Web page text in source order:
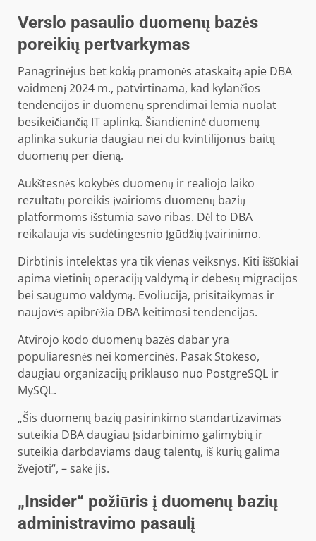
Verslo pasaulio duomenų bazės
poreikių pertvarkymas
Panagrinėjus bet kokią pramonės ataskaitą apie DBA
vaidmenį 2024 m., patvirtinama, kad kylančios
tendencijos ir duomenų sprendimai lemia nuolat
besikeičiančią IT aplinką. Šiandieninė duomenų
aplinka sukuria daugiau nei du kvintilijonus baitų
duomenų per dieną.
Aukštesnės kokybės duomenų ir realiojo laiko
rezultatų poreikis įvairioms duomenų bazių
platformoms išstumia savo ribas. Dėl to DBA
reikalauja vis sudėtingesnio įgūdžių įvairinimo.
Dirbtinis intelektas yra tik vienas veiksnys. Kiti iššūkiai
apima vietinių operacijų valdymą ir debesų migracijos
bei saugumo valdymą. Evoliucija, prisitaikymas ir
naujovės apibrėžia DBA keitimosi tendencijas.
Atvirojo kodo duomenų bazės dabar yra
populiaresnės nei komercinės. Pasak Stokeso,
daugiau organizacijų priklauso nuo PostgreSQL ir
MySQL.
„Šis duomenų bazių pasirinkimo standartizavimas
suteikia DBA daugiau įsidarbinimo galimybių ir
suteikia darbdaviams daug talentų, iš kurių galima
žvejoti“, – sakė jis.
„Insider“ požiūris į duomenų bazių
administravimo pasaulį